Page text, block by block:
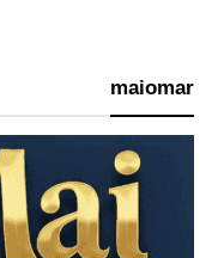
maiomar